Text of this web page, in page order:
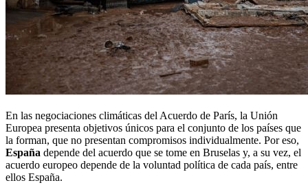
En las negociaciones climáticas del Acuerdo de París, la Unión
Europea presenta objetivos únicos para el conjunto de los países que
la forman, que no presentan compromisos individualmente. Por eso,
España depende del acuerdo que se tome en Bruselas y, a su vez, el
acuerdo europeo depende de la voluntad política de cada país, entre
ellos España.